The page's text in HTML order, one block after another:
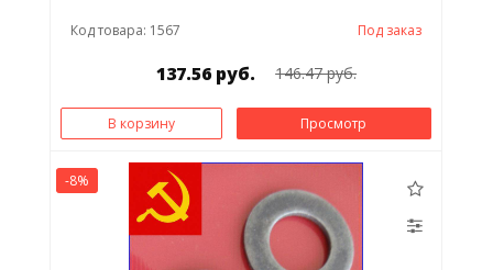
Код товара: 1567 Под заказ
137.56 руб. 146.47 руб.
В корзину Просмотр
-8%